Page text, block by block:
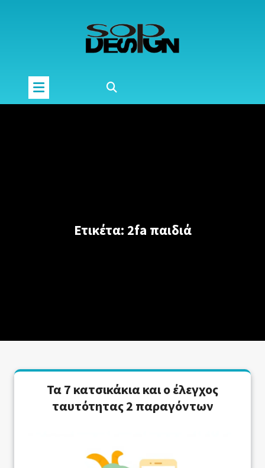
Ετικέτα: 2fa παιδιά
Τα 7 κατσικάκια και ο έλεγχος
ταυτότητας 2 παραγόντων